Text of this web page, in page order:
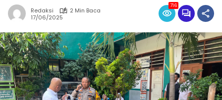
Redaksi
2 Min Baca
17/06/2025
716